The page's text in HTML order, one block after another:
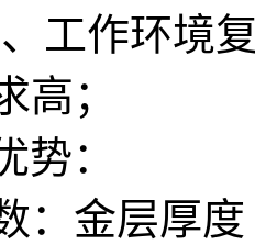
工作环境
高；
势：
：金层厚度